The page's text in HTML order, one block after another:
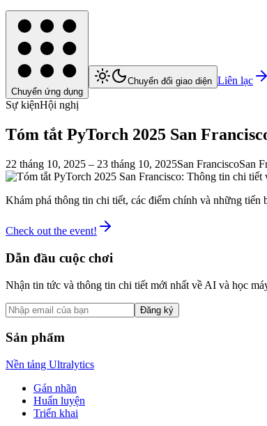
Chuyển ứng dụng
Chuyển đổi giao diện Liên lạc
Sự kiệnHội nghị
Tóm tắt PyTorch 2025 San
22 tháng 10, 2025 – 23 tháng 10, 2025San FranciscoSan
Khám phá thông tin chi tiết, các điểm chính và những tiến
Check out the event!
Dẫn đầu cuộc chơi
Nhận tin tức và thông tin chi tiết mới nhất về AI và học
Đăng ký
Sản phẩm
Nền tảng Ultralytics
Gán nhãn
Huấn luyện
Triển khai